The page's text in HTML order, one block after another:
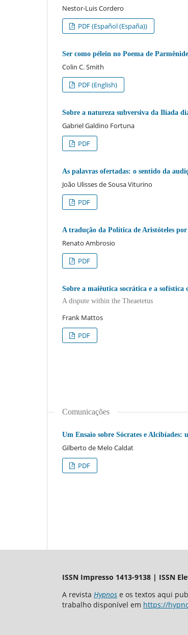
Nestor-Luis Cordero
PDF (Español (España))
Ser como pélein no Poema de
Colin C. Smith
PDF (English)
Sobre a natureza subversiva da Ilíada
Gabriel Galdino Fortuna
PDF
As palavras ofertadas: o sentido da
João Ulisses de Sousa Viturino
PDF
A tradução da Política de Aristóteles
Renato Ambrosio
PDF
Sobre a maiêutica socrática e a
A dispute within the Theaetetus
Frank Mattos
PDF
Comunicações
Um Ensaio sobre Sócrates e Alcibíades:
Gilberto de Melo Caldat
PDF
ISSN Impresso 1413-9138 | ISSN
A revista Hypnos e os textos aqui
trabalho disponível em https://